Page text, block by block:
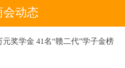
会动态
奖学金 41名“赣二代”学子金榜